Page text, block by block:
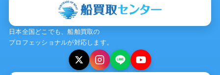
日本全国どこでも、船舶買取の
プロフェッショナルが対応します。